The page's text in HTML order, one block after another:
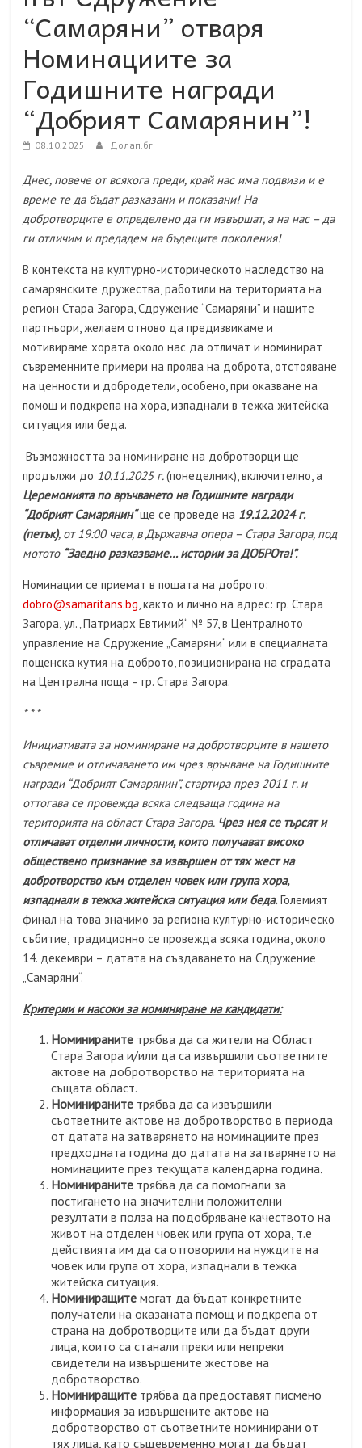
“Самаряни” отваря
Номинациите за
Годишните награди
“Добрият Самарянин”!
08.10.2025 Долап.бг
Днес, повече от всякога преди, край нас има подвизи и е
време те да бъдат разказани и показани! На
добротворците е определено да ги извършат, а на нас – да
ги отличим и предадем на бъдещите поколения!
В контекста на културно-историческото наследство на
самарянските дружества, работили на територията на
регион Стара Загора, Сдружение “Самаряни” и нашите
партньори, желаем отново да предизвикаме и
мотивираме хората около нас да отличат и номинират
съвременните примери на проява на доброта, отстояване
на ценности и добродетели, особено, при оказване на
помощ и подкрепа на хора, изпаднали в тежка житейска
ситуация или беда.
Възможността за номиниране на добротворци ще
продължи до 10.11.2025 г.(понеделник), включително, а
Церемонията по връчването на Годишните награди
“Добрият Самарянин“ще се проведе на 19.12.2024 г.
(петък), от 19:00 часа, в Държавна опера – Стара Загора, под
мотото “Заедно разказваме… истории за ДОБРОта!”.
Номинации се приемат в пощата на доброто:
dobro@samaritans.bg, както и лично на адрес: гр. Стара
Загора, ул. „Патриарх Евтимий“ № 57, в Централното
управление на Сдружение „Самаряни“ или в специалната
пощенска кутия на доброто, позициониранa на сградата
на Централна поща – гр. Стара Загора.
* * *
Инициативата за номиниране на добротворците в нашето
съвремие и отличаването им чрез връчване на Годишните
награди “Добрият Самарянин”, стартира през 2011 г. и
оттогава се провежда всяка следваща година на
територията на област Стара Загора. Чрез нея се търсят и
отличават отделни личности, които получават високо
обществено признание за извършен от тях жест на
добротворство към отделен човек или група хора,
изпаднали в тежка житейска ситуация или беда.Големият
финал на това значимо за региона културно-историческо
събитие, традиционно се провежда всяка година, около
14. декември – датата на създаването на Сдружение
„Самаряни“.
Критерии и насоки за номиниране на кандидати:
Номинираните трябва да са жители на Област
Стара Загора и/или да са извършили съответните
актове на добротворство на територията на
същата област.
Номинираните трябва да са извършили
съответните актове на добротворство в периода
от датата на затварянето на номинациите през
предходната година до датата на затварянето на
номинациите през текущата календарна година.
Номинираните трябва да са помогнали за
постигането на значителни положителни
резултати в полза на подобряване качеството на
живот на отделен човек или група от хора, т.е
действията им да са отговорили на нуждите на
човек или група от хора, изпаднали в тежка
житейска ситуация.
Номиниращитемогат да бъдат конкретните
получатели на оказаната помощ и подкрепа от
страна на добротворците или да бъдат други
лица, които са станали преки или непреки
свидетели на извършените жестове на
добротворство.
Номиниращите трябва да предоставят писмено
информация за извършените актове на
добротворство от съответните номинирани от
тях лица, като същевременно могат да бъдат